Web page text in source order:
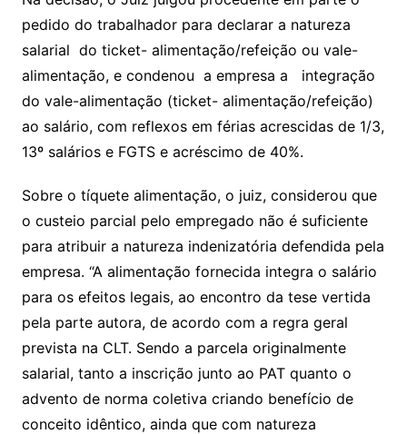
pedido do trabalhador para declarar a natureza
salarial do ticket- alimentação/refeição ou vale-
alimentação, e condenou a empresa a integração
do vale-alimentação (ticket- alimentação/refeição)
ao salário, com reflexos em férias acrescidas de 1/3,
13º salários e FGTS e acréscimo de 40%.
Sobre o tíquete alimentação, o juiz, considerou que
o custeio parcial pelo empregado não é suficiente
para atribuir a natureza indenizatória defendida pela
empresa. “A alimentação fornecida integra o salário
para os efeitos legais, ao encontro da tese vertida
pela parte autora, de acordo com a regra geral
prevista na CLT. Sendo a parcela originalmente
salarial, tanto a inscrição junto ao PAT quanto o
advento de norma coletiva criando benefício de
conceito idêntico, ainda que com natureza